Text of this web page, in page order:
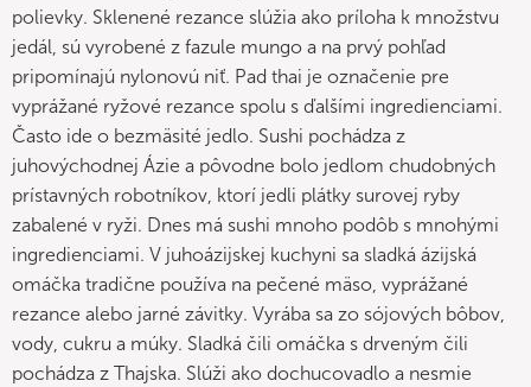
polievky. Sklenené rezance slúžia ako príloha k množstvu
jedál, sú vyrobené z fazule mungo a na prvý pohľad
pripomínajú nylonovú niť. Pad thai je označenie pre
vyprážané ryžové rezance spolu s ďalšími ingredienciami.
Často ide o bezmäsité jedlo. Sushi pochádza z
juhovýchodnej Ázie a pôvodne bolo jedlom chudobných
prístavných robotníkov, ktorí jedli plátky surovej ryby
zabalené v ryži. Dnes má sushi mnoho podôb s mnohými
ingredienciami. V juhoázijskej kuchyni sa sladká ázijská
omáčka tradične používa na pečené mäso, vyprážané
rezance alebo jarné závitky. Vyrába sa zo sójových bôbov,
vody, cukru a múky. Sladká čili omáčka s drveným čili
pochádza z Thajska. Slúži ako dochucovadlo a nesmie